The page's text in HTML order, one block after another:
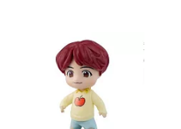
現在可購買商品(83)
作者/演唱/譯/編/繪(31)